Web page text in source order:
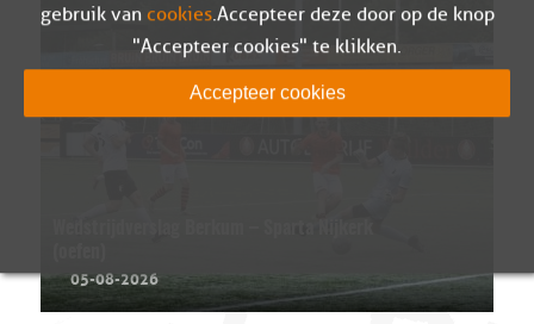
05-08-2026
gebruik van cookies. Accepteer deze door op de knop
"Accepteer cookies" te klikken.
Accepteer cookies